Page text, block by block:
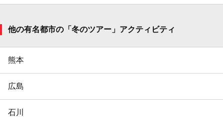
他の有名都市の「冬のツアー」アクティビティ
熊本
広島
石川